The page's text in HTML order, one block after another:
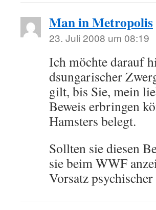
Man in Metropolis
23. Juli 2008 um 08:19
Ich möchte darauf
dsungarischer
gilt, bis Sie, mein
Beweis erbringen
Hamsters belegt.
Sollten sie diesen
sie beim WWF
Vorsatz